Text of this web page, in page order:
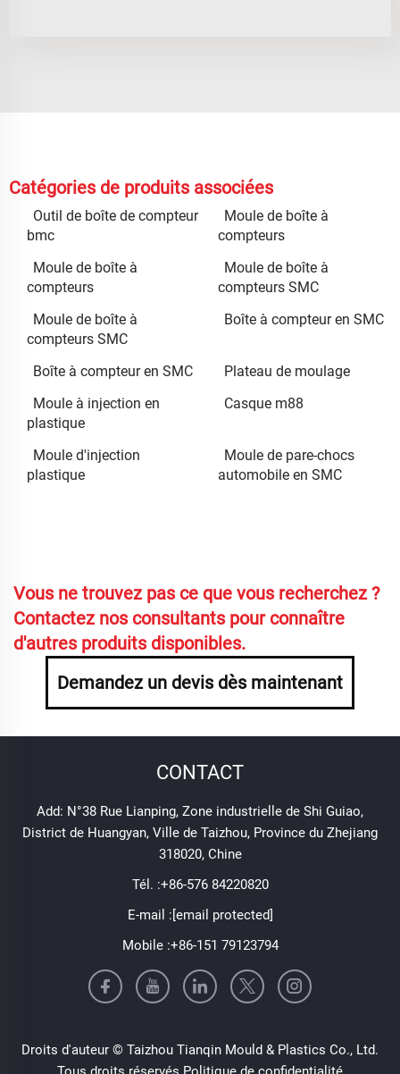
Catégories de produits associées
Outil de boîte de compteur
bmc
Moule de boîte à
compteurs
Moule de boîte à
compteurs
Moule de boîte à
compteurs SMC
Moule de boîte à
compteurs SMC
Boîte à compteur en SMC
Boîte à compteur en SMC
Plateau de moulage
Moule à injection en
plastique
Casque m88
Moule d'injection
plastique
Moule de pare-chocs
automobile en SMC
Vous ne trouvez pas ce que vous recherchez ?
Contactez nos consultants pour connaître
d'autres produits disponibles.
Demandez un devis dès maintenant
CONTACT
Add: N°38 Rue Lianping, Zone industrielle de Shi Guiao,
District de Huangyan, Ville de Taizhou, Province du Zhejiang
318020, Chine
Tél. :+86-576 84220820
E-mail :[email protected]
Mobile :+86-151 79123794
Droits d'auteur © Taizhou Tianqin Mould & Plastics Co., Ltd.